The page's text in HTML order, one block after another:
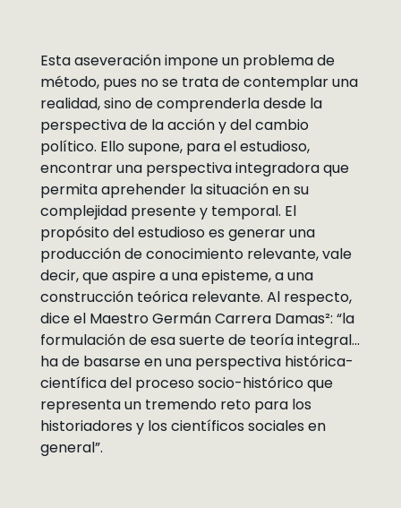
Esta aseveración impone un problema de
método, pues no se trata de contemplar una
realidad, sino de comprenderla desde la
perspectiva de la acción y del cambio
político. Ello supone, para el estudioso,
encontrar una perspectiva integradora que
permita aprehender la situación en su
complejidad presente y temporal. El
propósito del estudioso es generar una
producción de conocimiento relevante, vale
decir, que aspire a una episteme, a una
construcción teórica relevante. Al respecto,
dice el Maestro Germán Carrera Damas²: “la
formulación de esa suerte de teoría integral…
ha de basarse en una perspectiva histórica-
científica del proceso socio-histórico que
representa un tremendo reto para los
historiadores y los científicos sociales en
general”.